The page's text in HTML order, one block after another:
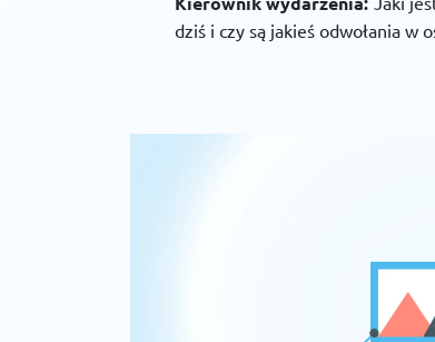
dziś i czy są jakieś odwołania w